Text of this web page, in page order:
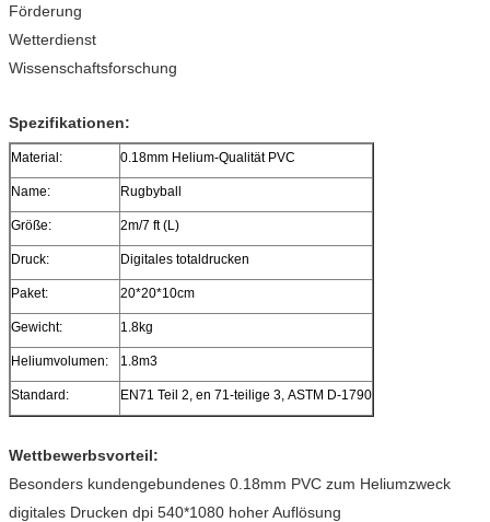
Förderung
Wetterdienst
Wissenschaftsforschung
Spezifikationen:
Material: 0.18mm Helium-Qualität PVC
Name: Rugbyball
Größe: 2m/7 ft (L)
Druck: Digitales totaldrucken
Paket: 20*20*10cm
Gewicht: 1.8kg
Heliumvolumen: 1.8m3
Standard: EN71 Teil 2, en 71-teilige 3, ASTM D-1790
Wettbewerbsvorteil:
Besonders kundengebundenes 0.18mm PVC zum Heliumzweck
digitales Drucken dpi 540*1080 hoher Auflösung